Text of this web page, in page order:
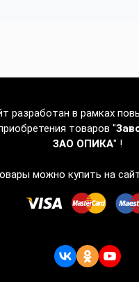
разработан в рамках
товаров "
ЗАО ОПИКА" !
можно купить на